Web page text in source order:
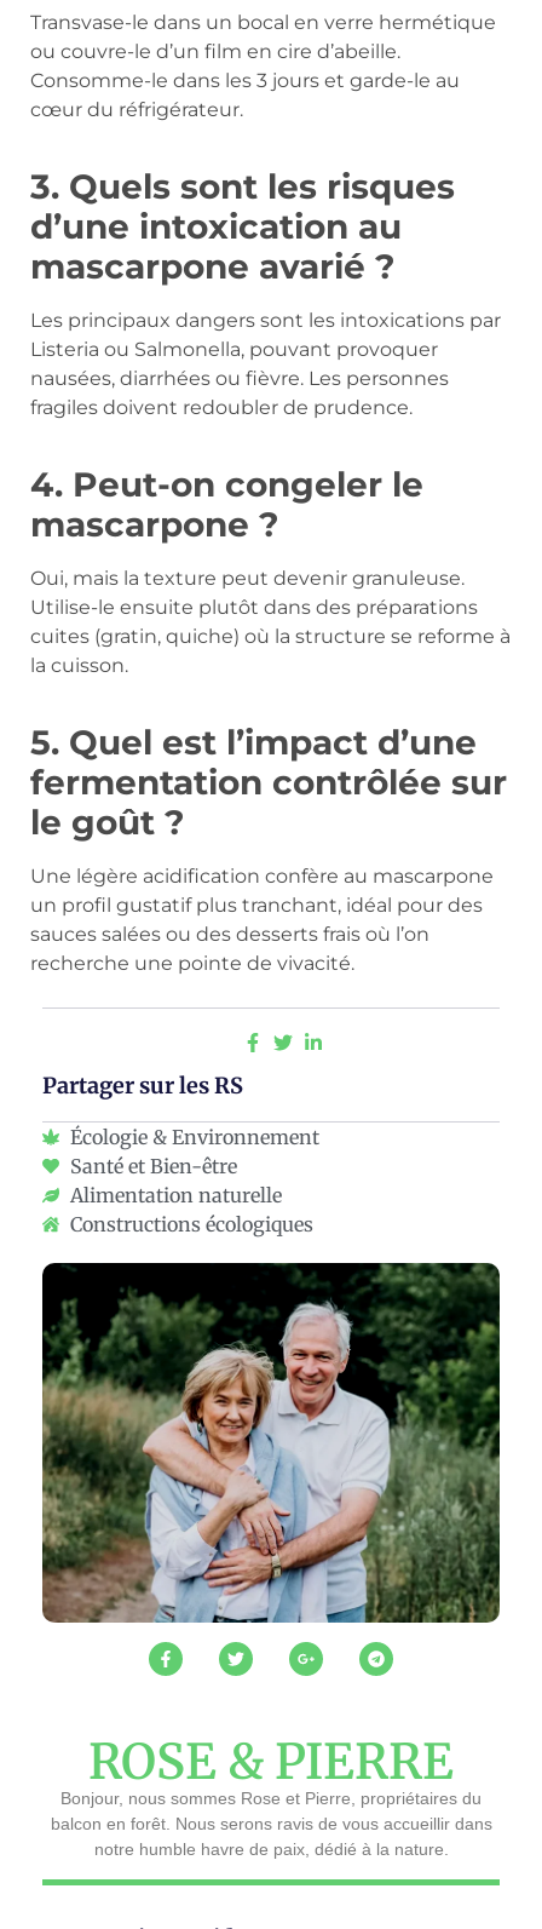
Transvase-le dans un bocal en verre hermétique
ou couvre-le d’un film en cire d’abeille.
Consomme-le dans les 3 jours et garde-le au
cœur du réfrigérateur.
3. Quels sont les risques
d’une intoxication au
mascarpone avarié ?
Les principaux dangers sont les intoxications par
Listeria ou Salmonella, pouvant provoquer
nausées, diarrhées ou fièvre. Les personnes
fragiles doivent redoubler de prudence.
4. Peut-on congeler le
mascarpone ?
Oui, mais la texture peut devenir granuleuse.
Utilise-le ensuite plutôt dans des préparations
cuites (gratin, quiche) où la structure se reforme à
la cuisson.
5. Quel est l’impact d’une
fermentation contrôlée sur
le goût ?
Une légère acidification confère au mascarpone
un profil gustatif plus tranchant, idéal pour des
sauces salées ou des desserts frais où l’on
recherche une pointe de vivacité.
Partager sur les RS
Écologie & Environnement
Santé et Bien-être
Alimentation naturelle
Constructions écologiques
ROSE & PIERRE
Bonjour, nous sommes Rose et Pierre, propriétaires du
balcon en forêt. Nous serons ravis de vous accueillir dans
notre humble havre de paix, dédié à la nature.